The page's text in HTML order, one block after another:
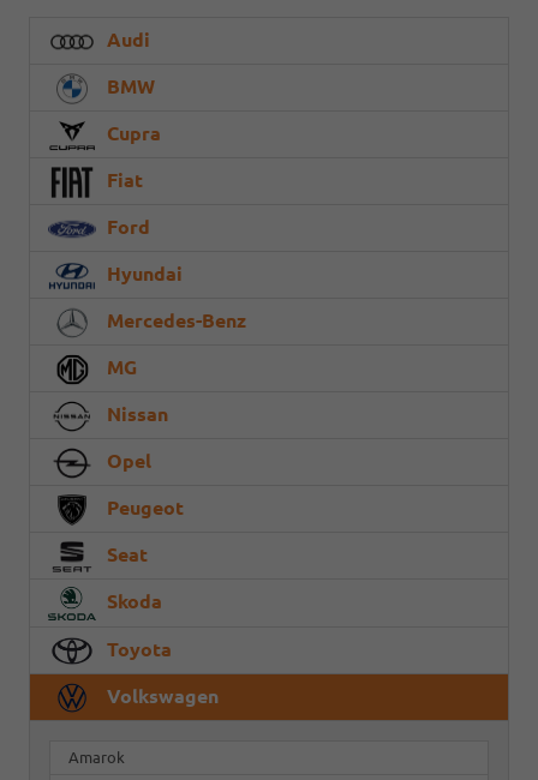
Audi
BMW
Cupra
Fiat
Ford
Hyundai
Mercedes-Benz
MG
Nissan
Opel
Peugeot
Seat
Skoda
Toyota
Volkswagen
Amarok